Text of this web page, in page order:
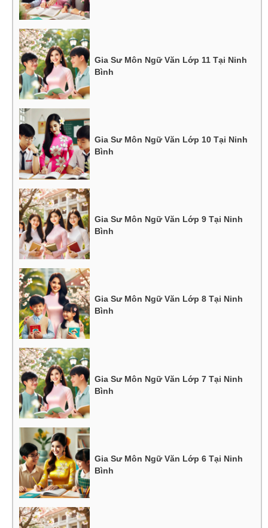
Gia Sư Môn Ngữ Văn Lớp 11 Tại Ninh
Bình
Gia Sư Môn Ngữ Văn Lớp 10 Tại Ninh
Bình
Gia Sư Môn Ngữ Văn Lớp 9 Tại Ninh
Bình
Gia Sư Môn Ngữ Văn Lớp 8 Tại Ninh
Bình
Gia Sư Môn Ngữ Văn Lớp 7 Tại Ninh
Bình
Gia Sư Môn Ngữ Văn Lớp 6 Tại Ninh
Bình